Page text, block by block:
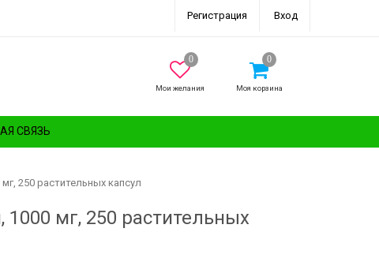
Регистрация Вход
Мои желания Моя корзина
СВЯЗЬ
250 растительных капсул
1000 мг, 250 растительных